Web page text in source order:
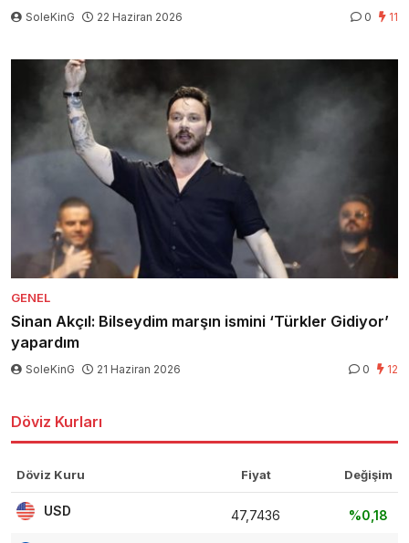
SoleKinG 22 Haziran 2026 0 11
GENEL
Sinan Akçıl: Bilseydim marşın ismini ‘Türkler Gidiyor’
yapardım
SoleKinG 21 Haziran 2026 0 12
Döviz Kurları
Döviz Kuru Fiyat Değişim
USD 47,7436 %0,18